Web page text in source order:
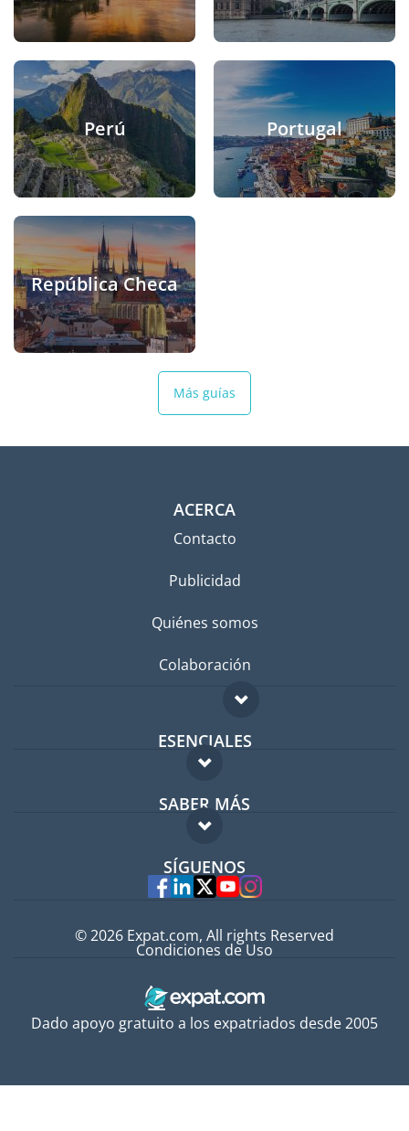
Perú Portugal
República Checa
Más guías
ACERCA
Contacto
Publicidad
Quiénes somos
Colaboración
ESENCIALES
Foro para expatriados
Guía para expatriados
Trabajos en el extranjero
SABER MÁS
FAQ
Expertos
SÍGUENOS
Dado apoyo gratuito a los expatriados desde 2005
© 2026 Expat.com, All rights Reserved
Condiciones de Uso